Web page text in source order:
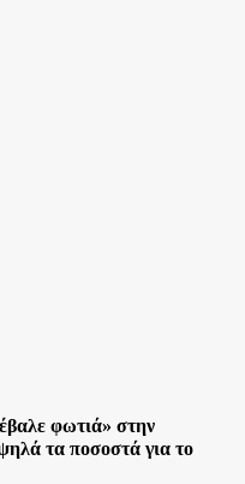
φωτιά» στην
τα ποσοστά για το